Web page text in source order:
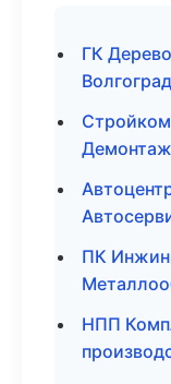
ГК
Волгоград
ПК
НПП